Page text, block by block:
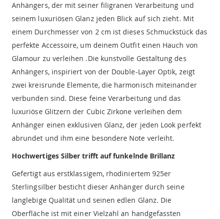
Anhängers, der mit seiner filigranen Verarbeitung und
seinem luxuriösen Glanz jeden Blick auf sich zieht. Mit
einem Durchmesser von 2 cm ist dieses Schmuckstück das
perfekte Accessoire, um deinem Outfit einen Hauch von
Glamour zu verleihen .Die kunstvolle Gestaltung des
Anhängers, inspiriert von der Double-Layer Optik, zeigt
zwei kreisrunde Elemente, die harmonisch miteinander
verbunden sind. Diese feine Verarbeitung und das
luxuriöse Glitzern der Cubic Zirkone verleihen dem
Anhänger einen exklusiven Glanz, der jeden Look perfekt
abrundet und ihm eine besondere Note verleiht.
Hochwertiges Silber trifft auf funkelnde Brillanz
Gefertigt aus erstklassigem, rhodiniertem 925er
Sterlingsilber besticht dieser Anhänger durch seine
langlebige Qualität und seinen edlen Glanz. Die
Oberfläche ist mit einer Vielzahl an handgefassten